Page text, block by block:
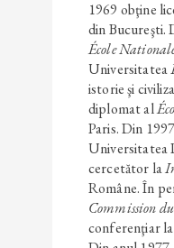
1969 obţine
din Bucureşti.
École
Universitatea
istorie şi
diplomat al
Paris. Din
Universitatea
cercetător la
Române. În
Commission
conferenţiar